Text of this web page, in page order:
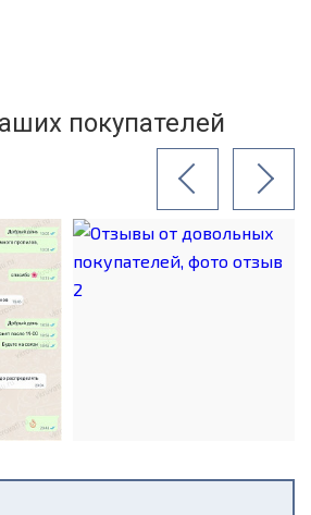
покупателей